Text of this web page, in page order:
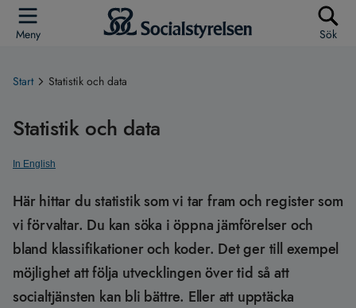
Meny Sök
Start Statistik och data
Statistik och data
In English
Här hittar du statistik som vi tar fram och register som
vi förvaltar. Du kan söka i öppna jämförelser och
bland klassifikationer och koder. Det ger till exempel
möjlighet att följa utvecklingen över tid så att
socialtjänsten kan bli bättre. Eller att upptäcka